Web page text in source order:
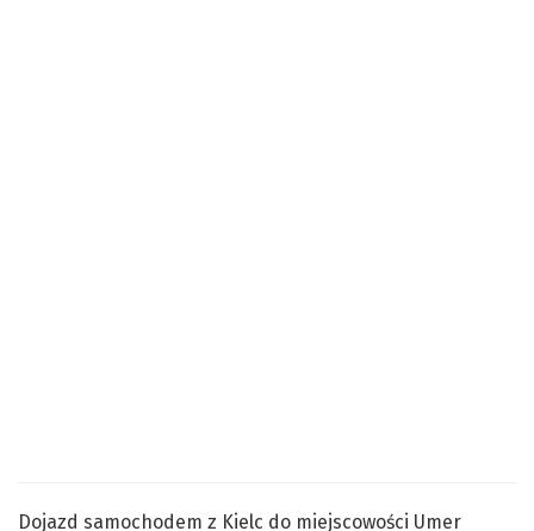
Dojazd samochodem z Kielc do miejscowości Umer